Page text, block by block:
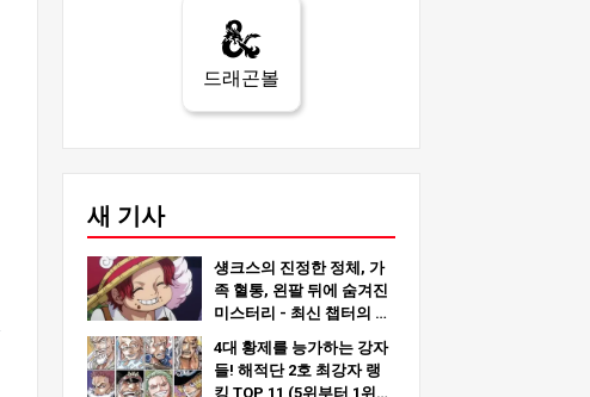
드래곤볼
새 기사
섕크스의 진정한 정체, 가
족 혈통, 왼팔 뒤에 숨겨진
미스터리 - 최신 챕터의 심
층 분석!
4대 황제를 능가하는 강자
들! 해적단 2호 최강자 랭
킹 TOP 11 (5위부터 1위까